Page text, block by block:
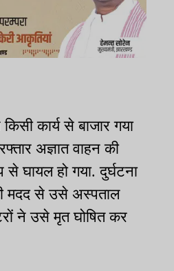
कार्य से बाजार गया
अज्ञात वाहन की
घायल हो गया. दुर्घटना
मदद से उसे अस्पताल
ने उसे मृत घोषित कर